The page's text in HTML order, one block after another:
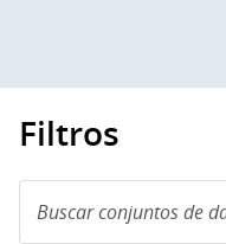
Filtros
conjuntos